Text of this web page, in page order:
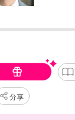
分享